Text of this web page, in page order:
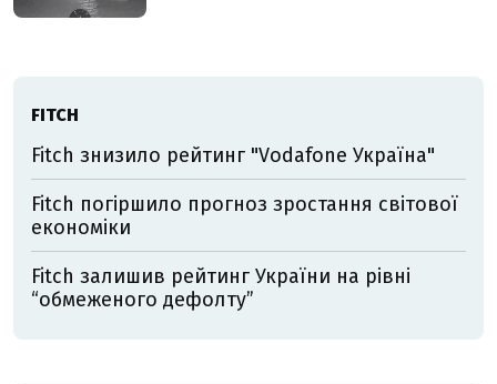
FITCH
Fitch знизило рейтинг "Vodafone Україна"
Fitch погіршило прогноз зростання світової
економіки
Fitch залишив рейтинг України на рівні
“обмеженого дефолту”